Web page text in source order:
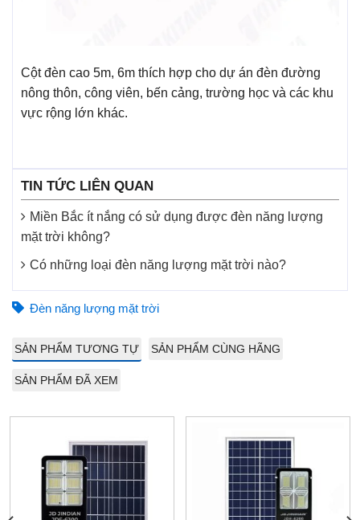
Cột đèn cao 5m, 6m thích hợp cho dự án đèn đường
nông thôn, công viên, bến cảng, trường học và các khu
vực rộng lớn khác.
TIN TỨC LIÊN QUAN
Miền Bắc ít nắng có sử dụng được đèn năng lượng
mặt trời không?
Có những loại đèn năng lượng mặt trời nào?
Đèn năng lượng mặt trời
SẢN PHẨM TƯƠNG TỰ SẢN PHẨM CÙNG HÃNG
SẢN PHẨM ĐÃ XEM